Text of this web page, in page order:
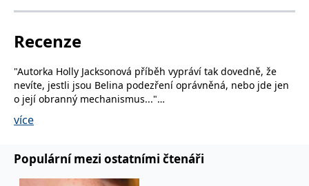
Recenze
"Autorka Holly Jacksonová příběh vypráví tak dovedně, že
nevíte, jestli jsou Belina podezření oprávněná, nebo jde jen
o její obranný mechanismus..."
- Centrum-detektivky.cz
stejně jsem i ve svých představách byla na hony vzdálena
hrůznému příběhu, který pro čtenáře Holly Jackson
vymyslela. Na její fantazii opravdu nestačím. Navíc vše
více
Populární mezi ostatními čtenáři
že se synchronizuje s
sid
.seznam.cz 1 měsíc
Toto je velmi běžný
název souboru cookie,
ale pokud je nalezen
_gcl_au
Google LLC
.grada.cz
3 měsíce
Tento soubor cookie
nastavuje společnost